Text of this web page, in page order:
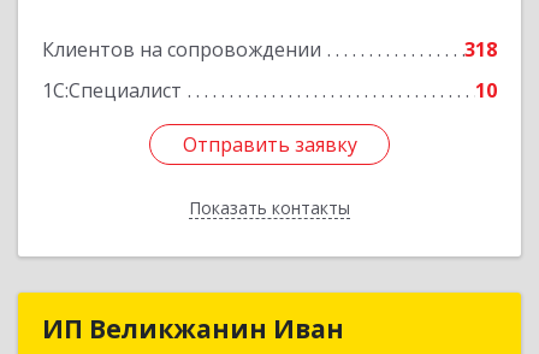
Клиентов на сопровождении
318
1С:Специалист
10
Отправить заявку
Показать контакты
Отправить заявку
Назад
ИП Великжанин Иван
ИП Великжанин Иван